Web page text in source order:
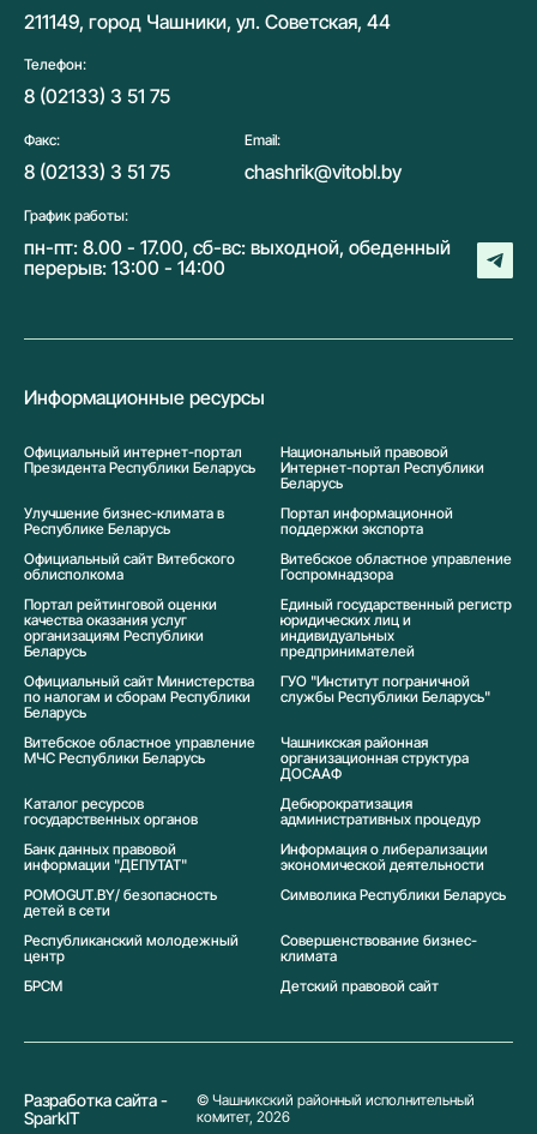
211149, город Чашники, ул. Советская, 44
Телефон:
8 (02133) 3 51 75
Факс:
8 (02133) 3 51 75
Email:
chashrik@vitobl.by
График работы:
пн-пт: 8.00 - 17.00, сб-вс: выходной, обеденный
перерыв: 13:00 - 14:00
Информационные ресурсы
Официальный интернет-портал
Президента Республики Беларусь
Национальный правовой
Интернет-портал Республики
Беларусь
Улучшение бизнес-климата в
Республике Беларусь
Портал информационной
поддержки экспорта
Официальный сайт Витебского
облисполкома
Витебское областное управление
Госпромнадзора
Портал рейтинговой оценки
качества оказания услуг
организациям Республики
Беларусь
Единый государственный регистр
юридических лиц и
индивидуальных
предпринимателей
Официальный сайт Министерства
по налогам и сборам Республики
Беларусь
ГУО "Институт пограничной
службы Республики Беларусь"
Витебское областное управление
МЧС Республики Беларусь
Чашникская районная
организационная структура
ДОСААФ
Каталог ресурсов
государственных органов
Дебюрократизация
административных процедур
Банк данных правовой
информации "ДЕПУТАТ"
Информация о либерализации
экономической деятельности
POMOGUT.BY/ безопасность
детей в сети
Символика Реcпублики Беларусь
Республиканский молодежный
центр
Совершенствование бизнес-
климата
БРСМ
Детский правовой сайт
Разработка сайта -
SparkIT
© Чашникский районный исполнительный
комитет, 2026